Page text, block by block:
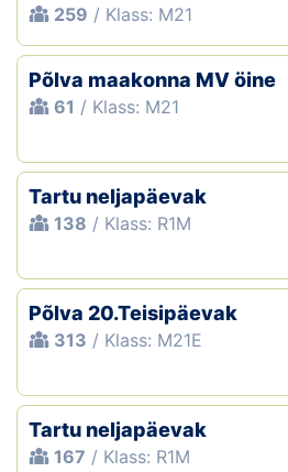
259 / Klass: M21
Põlva maakonna MV öine
61 / Klass: M21
Tartu neljapäevak
138 / Klass: R1M
Põlva 20.Teisipäevak
313 / Klass: M21E
Tartu neljapäevak
167 / Klass: R1M